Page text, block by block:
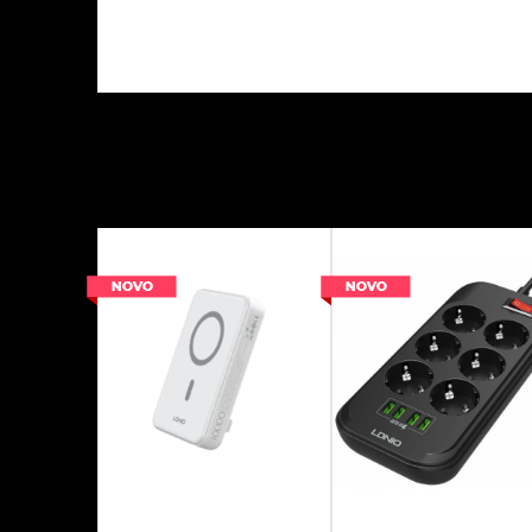
Platforma